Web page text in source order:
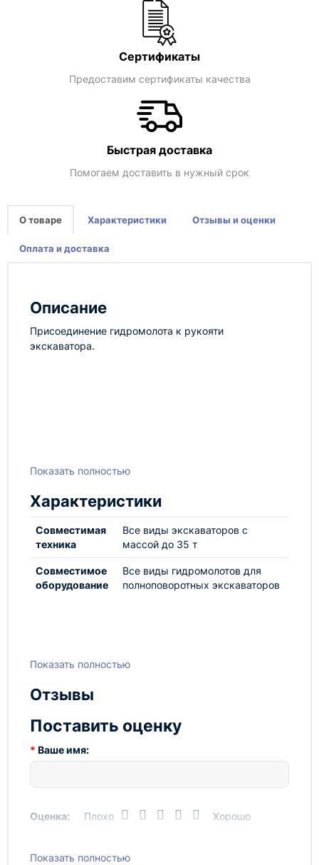
Сертификаты
Предоставим сертификаты качества
Быстрая доставка
Помогаем доставить в нужный срок
О товаре Характеристики Отзывы и оценки
Оплата и доставка
Описание
Присоединение гидромолота к рукояти
экскаватора.
Показать полностью
Характеристики
Совместимая
техника
Все виды экскаваторов с
массой до 35 т
Совместимое
оборудование
Все виды гидромолотов для
полноповоротных экскаваторов
Показать полностью
Отзывы
Поставить оценку
Ваше имя:
Оценка: Плохо Хорошо
Показать полностью